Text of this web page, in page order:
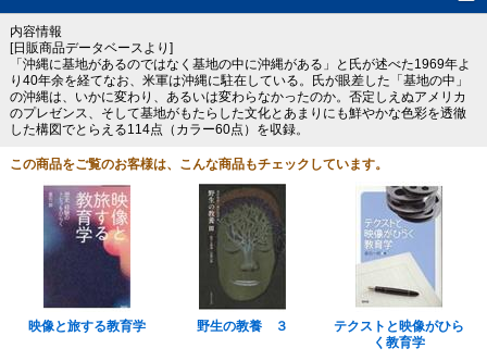
内容情報
[日販商品データベースより]
「沖縄に基地があるのではなく基地の中に沖縄がある」と氏が述べた1969年よ
り40年余を経てなお、米軍は沖縄に駐在している。氏が眼差した「基地の中」
の沖縄は、いかに変わり、あるいは変わらなかったのか。否定しえぬアメリカ
のプレゼンス、そして基地がもたらした文化とあまりにも鮮やかな色彩を透徹
した構図でとらえる114点（カラー60点）を収録。
この商品をご覧のお客様は、こんな商品もチェックしています。
映像と旅する教育学 野生の教養 ３
テクストと映像がひら
く教育学